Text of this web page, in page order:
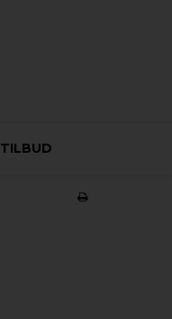
TILBUD